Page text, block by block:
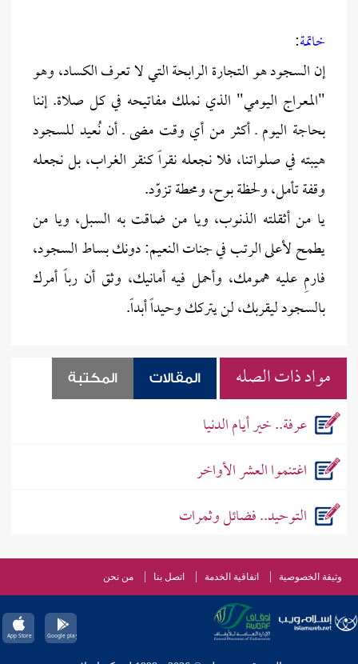
خاتمة:
إن السجود هو التجارة الرابحة التي لا تعرف الكساد، وهو
"المعراج اليومي" الذي نملك مفاتيحه في كل صلاة. إننا
بحاجة اليوم ـ أكثر من أي وقت مضى ـ أن نُعيد للسجود
هيبته في صلواتنا، فلا نجعله نقراً كنقر الغراب، بل نجعله
وقفة تأمل، ولحظة بوح، ومحطة تزوّد.
يا من أثقلته الذنوب، ويا من ضاقت به السبل، ويا من
يطمح لأعلى الرتب في جنات النعيم: دونك بساط السجود،
فارمِ عليه همومك، وأحمل فيه أمانيك، وثق أن رباً أمرك
بالسجود ليقربك، لن يتركك وحيداً أبداً.
مواد ذات الصله المقالات المكتبة
عرفة.. خير أيام الدنيا
اغتنموا العشر الأواخر
التوحيد.. فضائل وثمرات
وثيقة الخصوصية اتفاقية الخدمة اتصل بنا من نحن